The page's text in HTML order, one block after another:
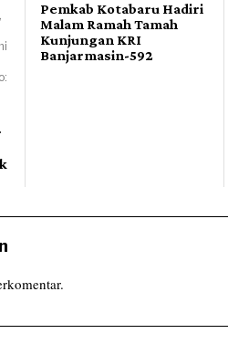
Pemkab Kotabaru Hadiri
Malam Ramah Tamah
Kunjungan KRI
Banjarmasin-592